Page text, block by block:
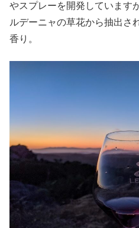
やスプレーを開発しています
ルデーニャの草花から抽出さ
香り。